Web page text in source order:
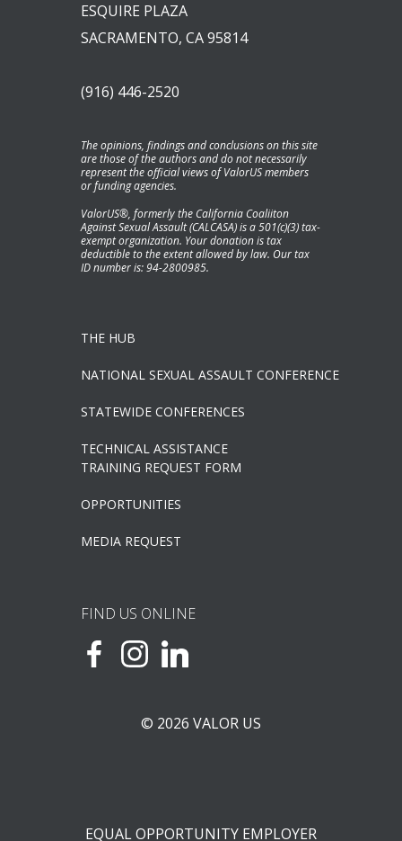
ESQUIRE PLAZA
SACRAMENTO, CA 95814
(916) 446-2520
The opinions, findings and conclusions on this site
are those of the authors and do not necessarily
represent the official views of ValorUS members
or funding agencies.
ValorUS®, formerly the California Coaliiton
Against Sexual Assault (CALCASA) is a 501(c)(3) tax-
exempt organization. Your donation is tax
deductible to the extent allowed by law. Our tax
ID number is: 94-2800985.
THE HUB
NATIONAL SEXUAL ASSAULT CONFERENCE
STATEWIDE CONFERENCES
TECHNICAL ASSISTANCE
TRAINING REQUEST FORM
OPPORTUNITIES
MEDIA REQUEST
FIND US ONLINE
© 2026 VALOR US
EQUAL OPPORTUNITY EMPLOYER